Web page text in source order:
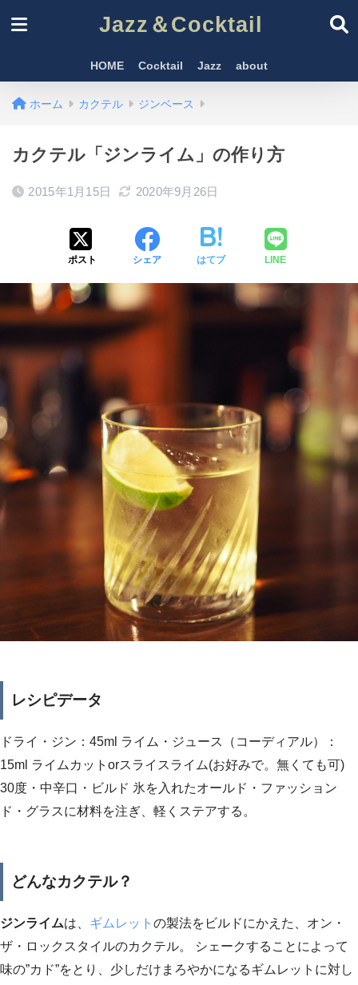
Jazz＆Cocktail
HOME Cocktail Jazz about
ホーム カクテル ジンベース
カクテル「ジンライム」の作り方
2015年1月15日 2020年9月26日
ポスト シェア はてブ LINE
レシピデータ
ドライ・ジン：45ml ライム・ジュース（コーディアル）：
15ml ライムカットorスライスライム(お好みで。無くても可)
30度・中辛口・ビルド 氷を入れたオールド・ファッション
ド・グラスに材料を注ぎ、軽くステアする。
どんなカクテル？
ジンライムは、 ギムレット の製法をビルドにかえた、オン・
ザ・ロックスタイルのカクテル。 シェークすることによって
味の”カド”をとり、少しだけまろやかになるギムレットに対し